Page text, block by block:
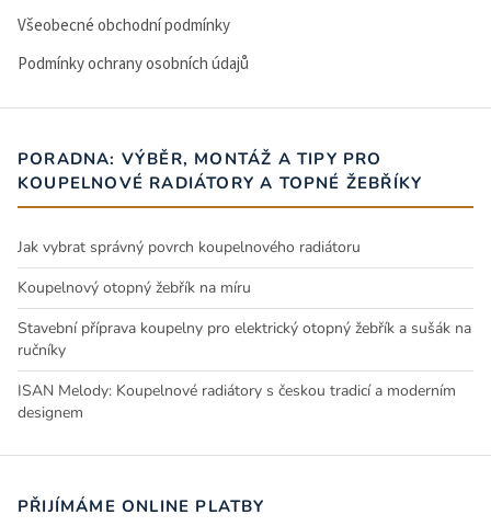
Všeobecné obchodní podmínky
Podmínky ochrany osobních údajů
PORADNA: VÝBĚR, MONTÁŽ A TIPY PRO
KOUPELNOVÉ RADIÁTORY A TOPNÉ ŽEBŘÍKY
Jak vybrat správný povrch koupelnového radiátoru
Koupelnový otopný žebřík na míru
Stavební příprava koupelny pro elektrický otopný žebřík a sušák na
ručníky
ISAN Melody: Koupelnové radiátory s českou tradicí a moderním
designem
PŘIJÍMÁME ONLINE PLATBY